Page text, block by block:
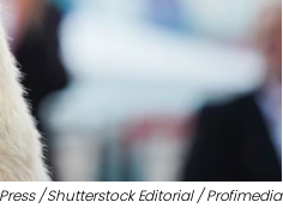
/ Shutterstock Editorial / Profimedia